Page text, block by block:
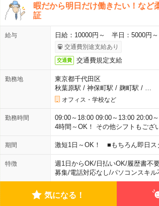
暇だから明日だけ働きたい！など
証
給与 日給：10000円～ 半日：5000円
交通費別途支給あり
交通費 交通費規定支給
勤務地
東京都千代田区
秋葉原駅 / 神保町駅 / 麹町駅 /
オフィス・学校など
勤務時間
09:00～18:00 09:00～13:00 20:00
4時間～OK！ その他シフトもござ
期間 激短1日～OK！ ■もちろん即日ス
特徴 週1日からOK/日払いOK/履歴書不
募集/電話対応なし/パソコンスキル
気になる！